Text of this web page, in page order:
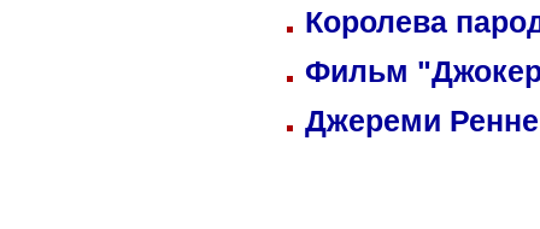
Королева
Фильм
Джереми